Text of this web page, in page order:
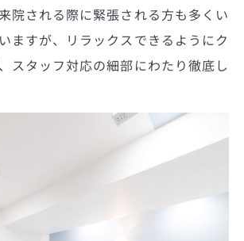
院される際に緊張される方も多くい
ますが、リラックスできるようにク
スタッフ対応の細部にわたり徹底し